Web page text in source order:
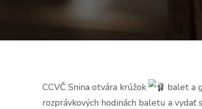
CCVČ Snina otvára krúžok
balet a
rozprávkových hodinách baletu a vydať